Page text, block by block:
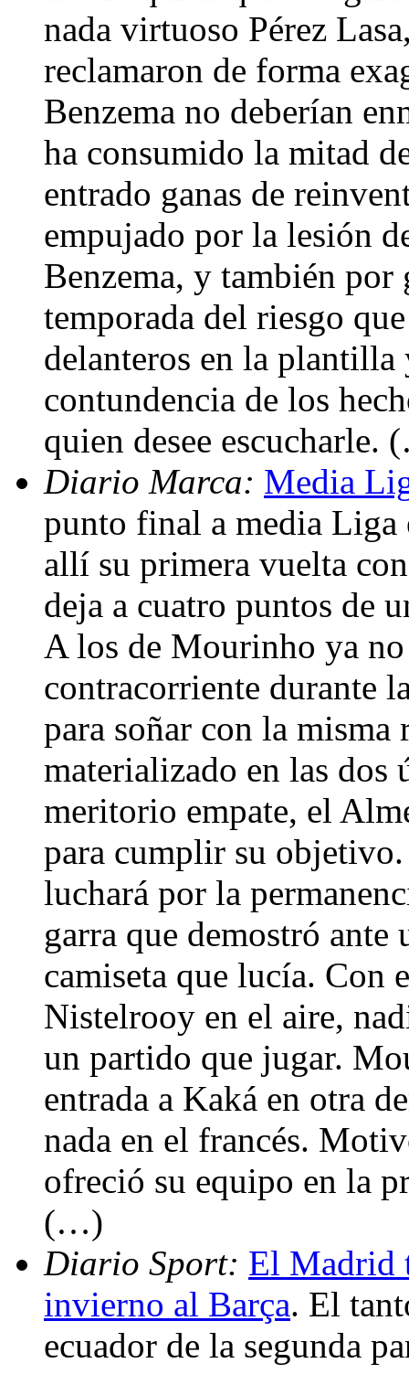
nada virtuoso Pérez
reclamaron de forma
Benzema no deberían
ha consumido la mitad
entrado ganas de
empujado por la lesión
Benzema, y también por
temporada del riesgo
delanteros en la plantilla
contundencia de los
quien desee escucharle.
Diario Marca: Media
punto final a media Liga
allí su primera vuelta
deja a cuatro puntos de
A los de Mourinho ya
contracorriente durante
para soñar con la misma
materializado en las dos
meritorio empate, el
para cumplir su
luchará por la
garra que demostró
camiseta que lucía. Con
Nistelrooy en el aire,
un partido que jugar.
entrada a Kaká en otra
nada en el francés.
ofreció su equipo en la
(…)
Diario Sport: El Madrid
invierno al Barça. El
ecuador de la segunda